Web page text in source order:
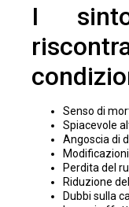
I
Senso di
Spiacevole
Angoscia di
Perdita del
Riduzione
Dubbi sulla